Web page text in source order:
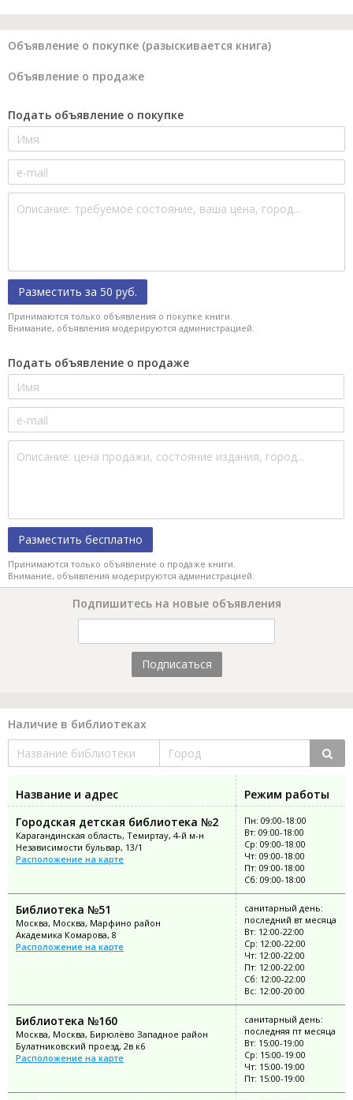
Объявление о покупке (разыскивается книга)
Объявление о продаже
Подать объявление о покупке
Разместить за 50 руб.
Принимаются только объявления о покупке книги.
Внимание, объявления модерируются администрацией.
Подать объявление о продаже
Разместить бесплатно
Принимаются только объявление о продаже книги.
Внимание, объявления модерируются администрацией.
Подпишитесь на новые объявления
Подписаться
Наличие в библиотеках
Название и адрес
Режим работы
Городская детская библиотека №2
Карагандинская область, Темиртау, 4-й м-н
Независимости бульвар, 13/1
Расположение на карте
Пн: 09:00-18:00
Вт: 09:00-18:00
Ср: 09:00-18:00
Чт: 09:00-18:00
Пт: 09:00-18:00
Сб: 09:00-18:00
Библиотека №51
Москва, Москва, Марфино район
Академика Комарова, 8
Расположение на карте
санитарный день:
последний вт месяца
Вт: 12:00-22:00
Ср: 12:00-22:00
Чт: 12:00-22:00
Пт: 12:00-22:00
Сб: 12:00-22:00
Вс: 12:00-20:00
Библиотека №160
Москва, Москва, Бирюлёво Западное район
Булатниковский проезд, 2в к6
Расположение на карте
санитарный день:
последняя пт месяца
Вт: 15:00-19:00
Ср: 15:00-19:00
Чт: 15:00-19:00
Пт: 15:00-19:00